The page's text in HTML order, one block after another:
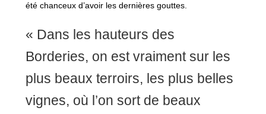
été chanceux d’avoir les dernières gouttes.
« Dans les hauteurs des
Borderies, on est vraiment sur les
plus beaux terroirs, les plus belles
vignes, où l’on sort de beaux